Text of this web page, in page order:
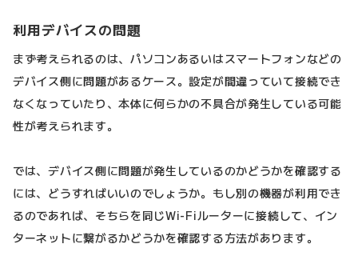
利用デバイスの問題
まず考えられるのは、パソコンあるいはスマートフォンなどの
デバイス側に問題があるケース。設定が間違っていて接続でき
なくなっていたり、本体に何らかの不具合が発生している可能
性が考えられます。
では、デバイス側に問題が発生しているのかどうかを確認する
には、どうすればいいのでしょうか。もし別の機器が利用でき
るのであれば、そちらを同じWi-Fiルーターに接続して、イン
ターネットに繋がるかどうかを確認する方法があります。